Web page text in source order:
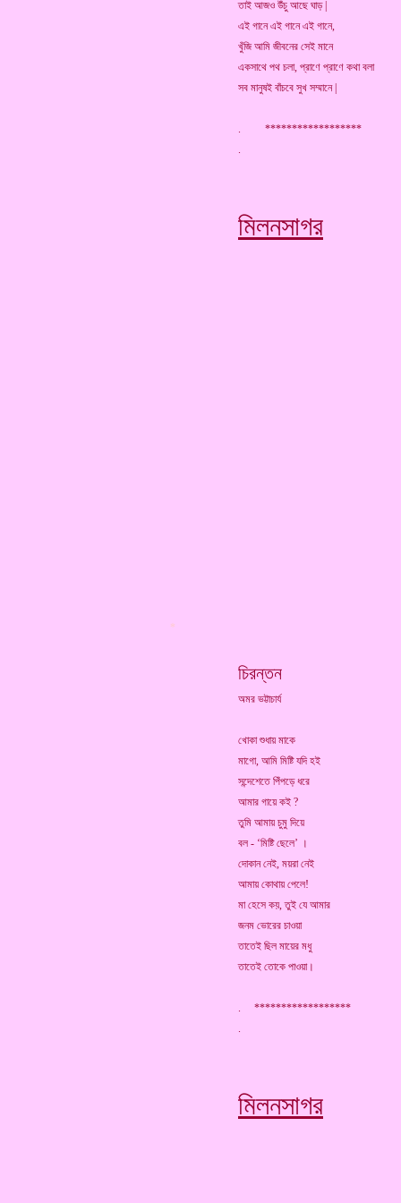
তাই আজও উঁচু আছে ঘাড় |
এই গানে এই গানে এই গানে,
খুঁজি আমি জীবনের সেই মানে
একসাথে পথ চলা, প্রাণে প্রাণে কথা বলা
সব মানুষই বাঁচবে সুখ সম্মানে |
. ******************
মিলনসাগর
চিরন্তন
অমর ভট্টাচার্য
খোকা শুধায় মাকে
মাগো, আমি মিষ্টি যদি হই
সন্দেশেতে পিঁপড়ে ধরে
আমার গায়ে কই ?
তুমি আমায় চুমু দিয়ে
বল - ‘মিষ্টি ছেলে’ ।
দোকান নেই, ময়রা নেই
আমায় কোথায় পেলে!
মা হেসে কয়, তুই যে আমার
জনম ভোরের চাওয়া
তাতেই ছিল মায়ের মধু
তাতেই তোকে পাওয়া।
. ******************
মিলনসাগর
*